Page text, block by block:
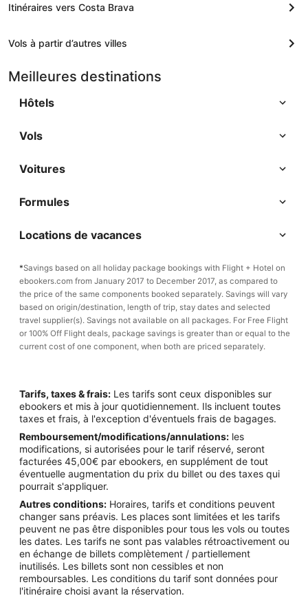
Itinéraires vers Costa Brava
Vols à partir d’autres villes
Meilleures destinations
Hôtels
Vols
Voitures
Formules
Locations de vacances
*Savings based on all holiday package bookings with Flight + Hotel on
ebookers.com from January 2017 to December 2017, as compared to
the price of the same components booked separately. Savings will vary
based on origin/destination, length of trip, stay dates and selected
travel supplier(s). Savings not available on all packages. For Free Flight
or 100% Off Flight deals, package savings is greater than or equal to the
current cost of one component, when both are priced separately.
Tarifs, taxes & frais: Les tarifs sont ceux disponibles sur
ebookers et mis à jour quotidiennement. Ils incluent toutes
taxes et frais, à l'exception d'éventuels frais de bagages.
Remboursement/modifications/annulations: les
modifications, si autorisées pour le tarif réservé, seront
facturées 45,00€ par ebookers, en supplément de tout
éventuelle augmentation du prix du billet ou des taxes qui
pourrait s'appliquer.
Autres conditions: Horaires, tarifs et conditions peuvent
changer sans préavis. Les places sont limitées et les tarifs
peuvent ne pas être disponibles pour tous les vols ou toutes
les dates. Les tarifs ne sont pas valables rétroactivement ou
en échange de billets complètement / partiellement
inutilisés. Les billets sont non cessibles et non
remboursables. Les conditions du tarif sont données pour
l'itinéraire choisi avant la réservation.